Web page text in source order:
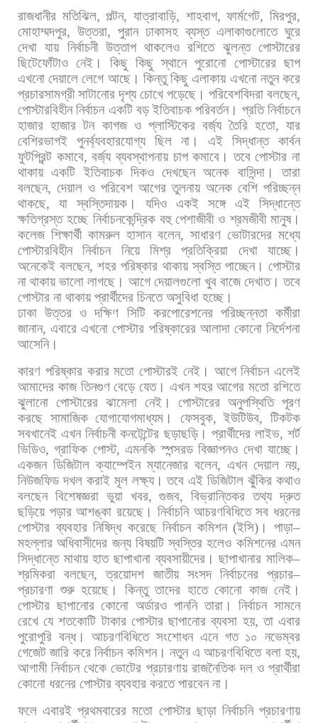
রাজধানীর মতিঝিল,পল্টন,যাত্রাবাড়ি, শাহবাগ,ফার্মগেট,মিরপুর,
মোহাম্মদপুর, উত্তরা, পুরান ঢাকাসহ ব্যস্ত এলাকাগুলোতে ঘুরে
দেখা যায় নির্বাচনী উত্তাপ থাকলেও রশিতে ঝুলন্ত পোস্টারের
ছিটেফোঁটাও নেই। কিছু কিছু স্থানে পুরোনো পোস্টারের ছাপ
এখনো দেয়ালে লেগে আছে। কিন্তু কিছু এলাকায় এখনো নতুন করে
প্রচারসামগ্রী সাটানোর দৃশ্য চোখে পড়েছে। পরিবেশবিদরা বলছেন,
পোস্টারবিহীন নির্বাচন একটি বড় ইতিবাচক পরিবর্তন। প্রতি নির্বাচনে
হাজার হাজার টন কাগজ ও প্লাস্টিকের বর্জ্য তৈরি হতো,যার
বেশিরভাগই
পুনর্ব্যবহারযোগ্য ছিল না। এই সিদ্ধান্ত
কার্বন
ফুটপ্রিন্ট কমাবে,বর্জ্য ব্যবস্থাপনায় চাপ কমাবে। তবে পোস্টার না
থাকায় একটি ইতিবাচক দিকও দেখছেন অনেক বাসিন্দা।
তারা
বলছেন, দেয়াল ও পরিবেশ আগের তুলনায় অনেক বেশি পরিচ্ছন্ন
থাকছে, যা স্বস্তিদায়ক। যদিও একই সঙ্গে এই
সিদ্ধান্তে
ক্ষতিগ্রস্ত হচ্ছে নির্বাচনকেন্দ্রিক বহু পেশাজীবী ও শ্রমজীবী মানুষ।
কলেজ শিক্ষার্থী কামরুল হাসান বলেন, সাধারণ ভোটারদের মধ্যে
পোস্টারবিহীন
নির্বাচন নিয়ে মিশ্র প্রতিক্রিয়া দেখা
যাচ্ছে।
অনেকেই বলছেন,শহর পরিষ্কার থাকায় স্বস্তি পাচ্ছেন। পোস্টার
না থাকায় ভালো লাগছে। আগে দেয়ালগুলো খুব বাজে দেখাত। তবে
পোস্টার না থাকায় প্রার্থীদের চিনতে অসুবিধা হচ্ছে।
ঢাকা উত্তর ও দক্ষিণ সিটি করপোরেশনের পরিচ্ছন্নতা কর্মীরা
জানান,এবারে এখনো পোস্টার পরিষ্কারের আলাদা কোনো নির্দেশনা
আসেনি।
কারণ পরিষ্কার করার মতো পোস্টারই নেই। আগে নির্বাচন এলেই
আমাদের কাজ তিনগুণ বেড়ে যেত। এখন শহর আগের মতো রশিতে
ঝুলানো পোস্টারের ঝামেলা নেই। পোস্টারের অনুপস্থিতি পূরণ
করছে সামাজিক যোগাযোগমাধ্যম। ফেসবুক,ইউটিউব,টিকটক
সবখানেই এখন নির্বাচনী কনটেন্টের ছড়াছড়ি। প্রার্থীদের লাইভ,শর্ট
ভিডিও, গ্রাফিক পোস্ট,এমনকি স্পন্সরড বিজ্ঞাপনও দেখা যাচ্ছে।
একজন ডিজিটাল ক্যাম্পেইন ম্যানেজার বলেন, এখন দেয়াল নয়,
নিউজফিড দখল করাই মূল লক্ষ্য। তবে এই ডিজিটাল ঝুঁকির কথাও
বলছেন বিশেষজ্ঞরা ভুয়া খবর,গুজব,বিভ্রান্তিকর তথ্য দ্রুত
ছড়িয়ে পড়ার আশঙ্কা রয়েছে। নির্বাচনি আচরণবিধিতে সব ধরনের
পোস্টার ব্যবহার নিষিদ্ধ করেছে নির্বাচন কমিশন(ইসি) । পাড়া–
মহল্লার অধিবাসীদের জন্য বিষয়টি স্বস্তির হলেও কমিশনের এমন
সিদ্ধান্তে মাথায় হাত ছাপাখানা ব্যবসায়ীদের। ছাপাখানার মালিক–
শ্রমিকরা বলছেন,ত্রয়োদশ জাতীয় সংসদ নির্বাচনের প্রচার–
প্রচারণা শুরু হয়েছে। কিন্তু তাদের হাতে কোনো কাজ নেই।
পোস্টার ছাপানোর কোনো অর্ডারও পাননি তারা। নির্বাচন সামনে
রেখে যে শতকোটি টাকার পোস্টার ছাপানোর ব্যবসা হয়,তা এবার
পুরোপুরি বন্ধ। আচরণবিধিতে সংশোধন এনে গত ১০ নভেম্বর
গেজেট জারি করে নির্বাচন কমিশন। নতুন এ আচরণবিধিতে বলা হয়,
আগামী নির্বাচন থেকে ভোটের প্রচারণায় রাজনৈতিক দল ও প্রার্থীরা
কোনো ধরনের পোস্টার ব্যবহার করতে পারবেন না।
ফলে এবারই প্রথমবারের মতো পোস্টার ছাড়া নির্বাচনি প্রচারণায়